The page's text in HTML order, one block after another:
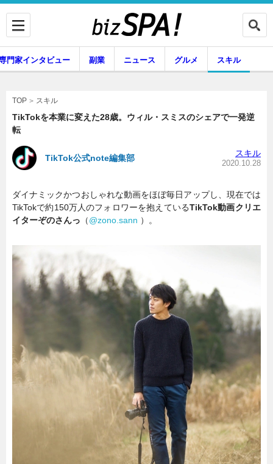
専門家インタビュー
副業 ニュース
スキル
暮らし エンタメ
門家インタビュー 副業 ニュース グルメ スキル
TOP スキル
TikTokを本業に変えた28歳。ウィル・スミスのシェアで一発逆
転
TikTok公式note編集部 スキル
2020.10.28
ダイナミックかつおしゃれな動画をほぼ毎日アップし、現在では
TikTokで約150万人のフォロワーを抱えているTikTok動画クリエ
イターぞのさんっ （@zono.sann ）。